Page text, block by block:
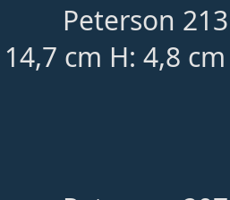
Peterson
cm H: 4,8